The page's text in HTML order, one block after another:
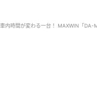
車内時間が変わる一台！ MAXWIN「DA-